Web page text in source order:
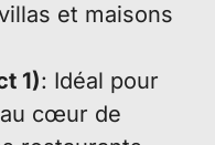
et maisons
1): Idéal pour
cœur de